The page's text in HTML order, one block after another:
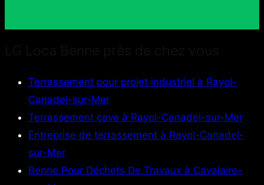
Terrassement pour projet industriel à Rayol-
Canadel-sur-Mer
Terrassement cave à Rayol-Canadel-sur-Mer
Entreprise de terrassement à Rayol-Canadel-
sur-Mer
Benne Pour Déchets De Travaux à Cavalaire-